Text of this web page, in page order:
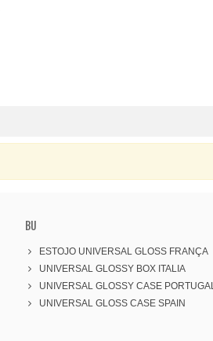
BU
ESTOJO UNIVERSAL GLOSS FRANÇA
UNIVERSAL GLOSSY BOX ITALIA
UNIVERSAL GLOSSY CASE PORTUGAL
UNIVERSAL GLOSS CASE SPAIN